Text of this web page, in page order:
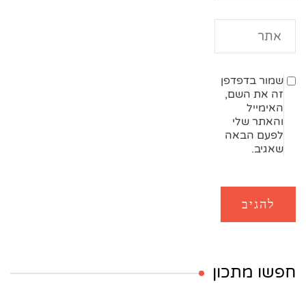
שמור בדפדפן
זה את השם,
האימייל
והאתר שלי
לפעם הבאה
שאגיב.
חפשו מתכון